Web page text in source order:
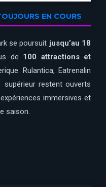
EN COURS
se poursuit jusqu’au 18
de 100 attractions et
Rulantica, Eatrenalin
restent ouverts
immersives et
saison.